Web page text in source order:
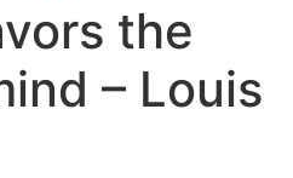
the
– Louis